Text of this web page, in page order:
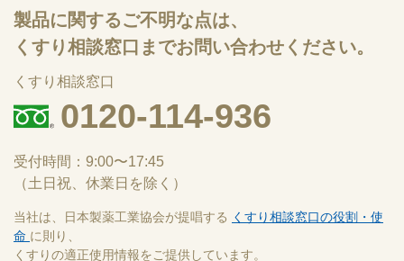
製品に関するご不明な点は、
くすり相談窓口までお問い合わせください。
くすり相談窓口
0120-114-936
受付時間：9:00〜17:45
（土日祝、休業日を除く）
当社は、日本製薬工業協会が提唱する くすり相談窓口の役割・使
命 に則り、
くすりの適正使用情報をご提供しています。